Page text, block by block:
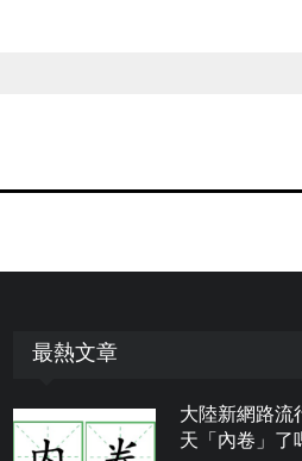
最熱文章
大陸新網路流
天「內卷」了